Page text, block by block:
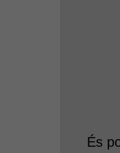
pugui
És